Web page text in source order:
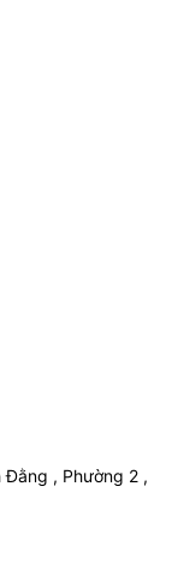
Đằng , Phường 2 ,